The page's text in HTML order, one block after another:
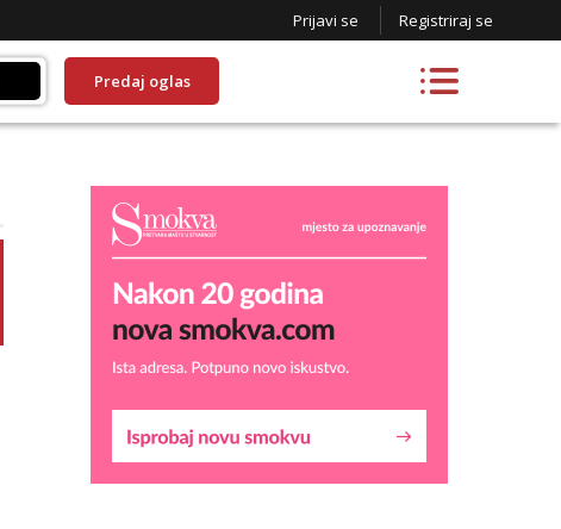
Prijavi se Registriraj se
Predaj oglas
Lucija